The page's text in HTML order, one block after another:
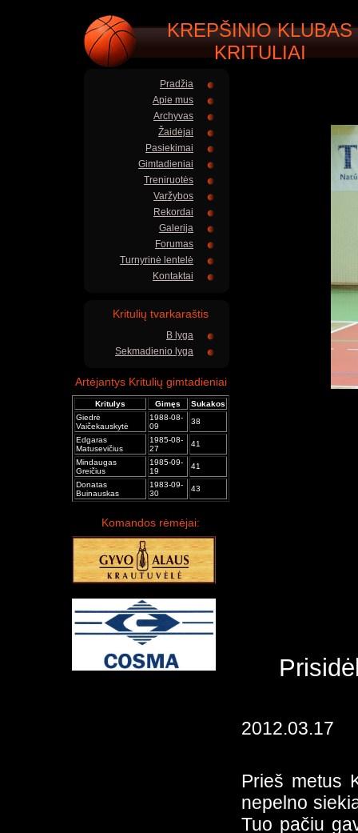
KREPŠINIO KLUBAS
KRITULIAI
Pradžia
Apie mus
Archyvas
Žaidėjai
Pasiekimai
Gimtadieniai
Treniruotės
Varžybos
Rekordai
Galerija
Forumas
Turnyrinė lentelė
Kontaktai
Kritulių tvarkaraštis
B lyga
Sekmadienio lyga
Artėjantys Kritulių gimtadieniai
Kritulys Gimęs
Sukakos
Giedrė
Vaičekauskytė
1988-08-
09
38
Edgaras
Matusevičius
1985-08-
27
41
Mindaugas
Greičius
1985-09-
19
41
Donatas
Buinauskas
1983-09-
30
43
Komandos rėmėjai:
2012.03.17
Prieš metus
nepelno
Tuo pačiu